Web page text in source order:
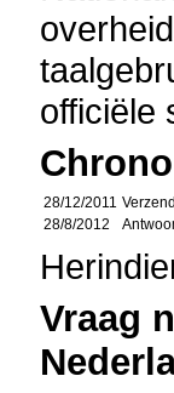
officiële
28/12/2011
28/8/2012
Vraag